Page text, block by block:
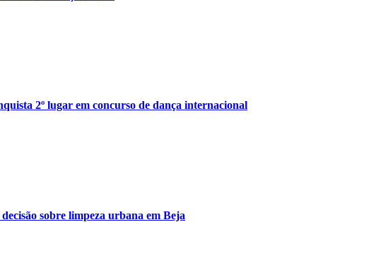
2º lugar em concurso de dança internacional
sobre limpeza urbana em Beja